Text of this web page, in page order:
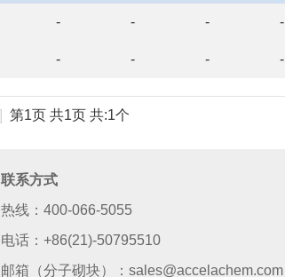
- - - -
- - - -
第1页 共1页 共:1个
联系方式
热线：400-066-5055
电话：+86(21)-50795510
邮箱（分子砌块）：sales@accelachem.com